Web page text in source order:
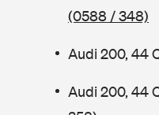
(0588 / 348)
Audi 200, 44
Audi 200, 44